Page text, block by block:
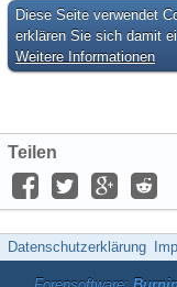
Diese Seite verwendet
erklären Sie sich damit
Weitere Informationen
Teilen
Datenschutzerklärung